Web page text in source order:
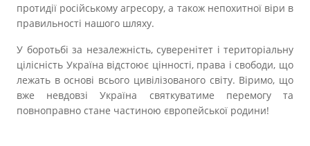
протидії російському агресору, а також непохитної віри в
правильності нашого шляху.
У боротьбі за незалежність, суверенітет і територіальну
цілісність Україна відстоює цінності, права і свободи, що
лежать в основі всього цивілізованого світу. Віримо, що
вже невдовзі Україна святкуватиме перемогу та
повноправно стане частиною європейської родини!